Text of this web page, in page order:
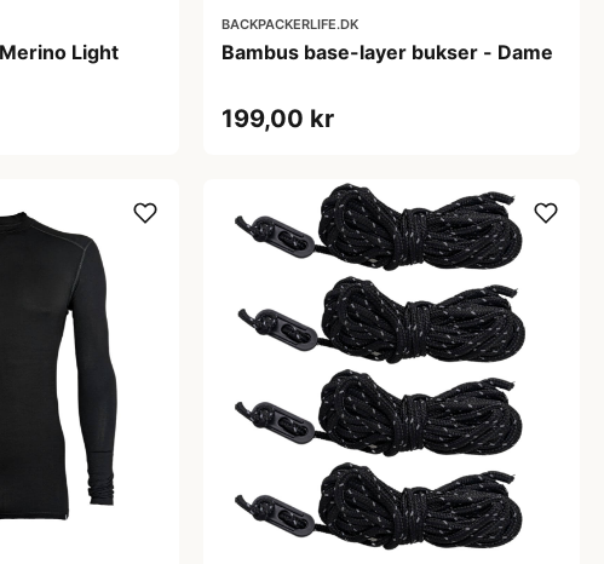
Light
BACKPACKERLIFE.DK
Bambus base-layer bukser - Dame
199,00 kr